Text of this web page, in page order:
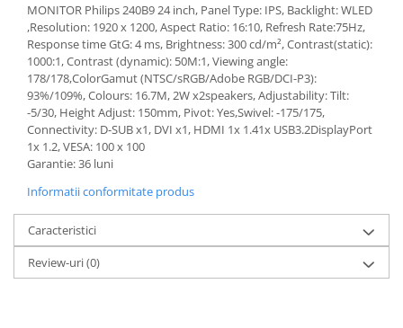
Monitoare Refurbished
Monitoare Renew
Monitoare Second-Hand
Servere
Hard Disk-uri SERVER
Accesorii server
Cabinete metalice
Carcase server
Memorii RAM Server
Procesoare server
MONITOR Philips 240B9 24 inch, Panel Type: IPS, Backlight: WLED
,Resolution: 1920 x 1200, Aspect Ratio: 16:10, Refresh Rate:75Hz,
Response time GtG: 4 ms, Brightness: 300 cd/m², Contrast(static):
1000:1, Contrast (dynamic): 50M:1, Viewing angle:
178/178,ColorGamut (NTSC/sRGB/Adobe RGB/DCI-P3):
93%/109%, Colours: 16.7M, 2W x2speakers, Adjustability: Tilt:
-5/30, Height Adjust: 150mm, Pivot: Yes,Swivel: -175/175,
Connectivity: D-SUB x1, DVI x1, HDMI 1x 1.41x USB3.2DisplayPort
1x 1.2, VESA: 100 x 100
Garantie: 36 luni
Informatii conformitate produs
Caracteristici
Review-uri(0)